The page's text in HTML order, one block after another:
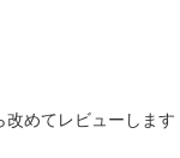
めてレビューします